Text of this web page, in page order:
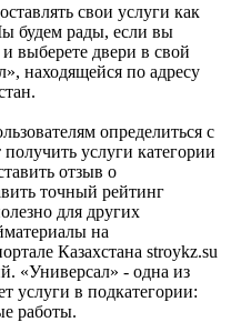
свои услуги как
будем рады, если вы
выберете двери в свой
находящейся по адресу
определиться с
услуги категории
отзыв о
точный рейтинг
для других
на
Казахстана stroykz.su
«Универсал» - одна из
услуги в подкатегории:
работы.